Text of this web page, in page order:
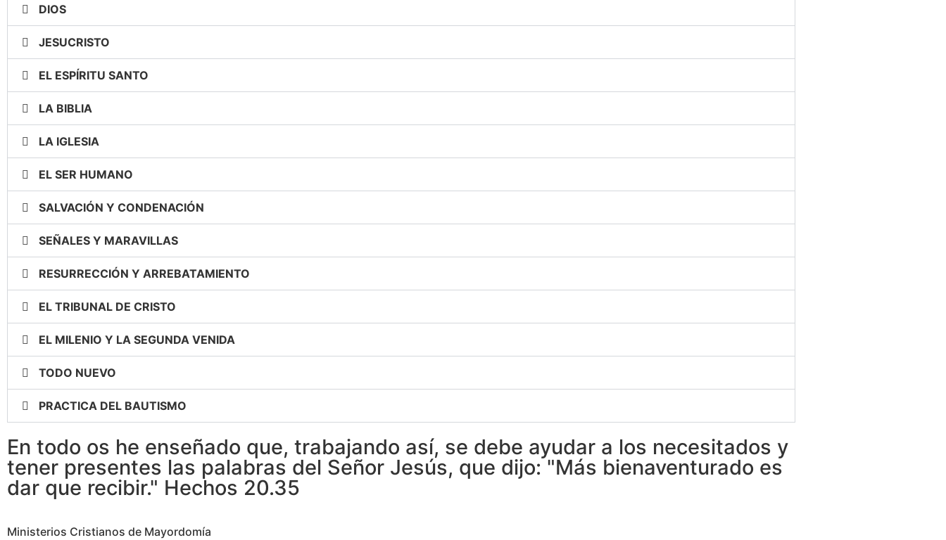
DIOS
JESUCRISTO
EL ESPÍRITU SANTO
LA BIBLIA
LA IGLESIA
EL SER HUMANO
SALVACIÓN Y CONDENACIÓN
SEÑALES Y MARAVILLAS
RESURRECCIÓN Y ARREBATAMIENTO
EL TRIBUNAL DE CRISTO
EL MILENIO Y LA SEGUNDA VENIDA
TODO NUEVO
PRACTICA DEL BAUTISMO
En todo os he enseñado que, trabajando así, se debe ayudar a los necesitados y
tener presentes las palabras del Señor Jesús, que dijo: "Más bienaventurado es
dar que recibir." Hechos 20.35
Ministerios Cristianos de Mayordomía